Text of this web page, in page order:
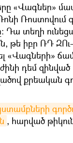
«Վագներ»
Ռոստովում
Դա տեղի
թե իբր ՌԴ
«Վագների»
դեմ զինված
քրեական
, հարված